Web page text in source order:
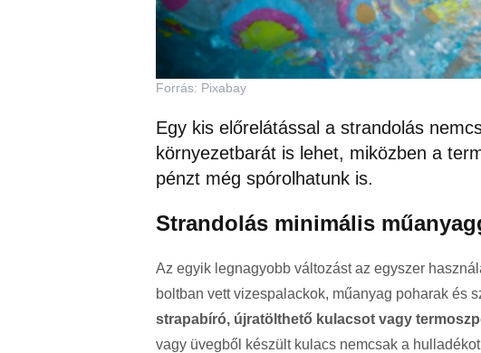
Forrás: Pixabay
Egy kis előrelátással a strandolás
környezetbarát is lehet, miközben a
pénzt még spórolhatunk is.
Strandolás minimális
Az egyik legnagyobb változást az egyszer
boltban vett vizespalackok, műanyag poharak és
strapabíró, újratölthető kulacsot vagy
vagy üvegből készült kulacs nemcsak a